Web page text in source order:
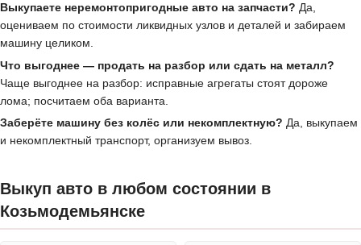
Выкупаете неремонтопригодные авто на запчасти? Да,
оцениваем по стоимости ликвидных узлов и деталей и забираем
машину целиком.
Что выгоднее — продать на разбор или сдать на металл?
Чаще выгоднее на разбор: исправные агрегаты стоят дороже
лома; посчитаем оба варианта.
Заберёте машину без колёс или некомплектную? Да, выкупаем
и некомплектный транспорт, организуем вывоз.
Выкуп авто в любом состоянии в
Козьмодемьянске